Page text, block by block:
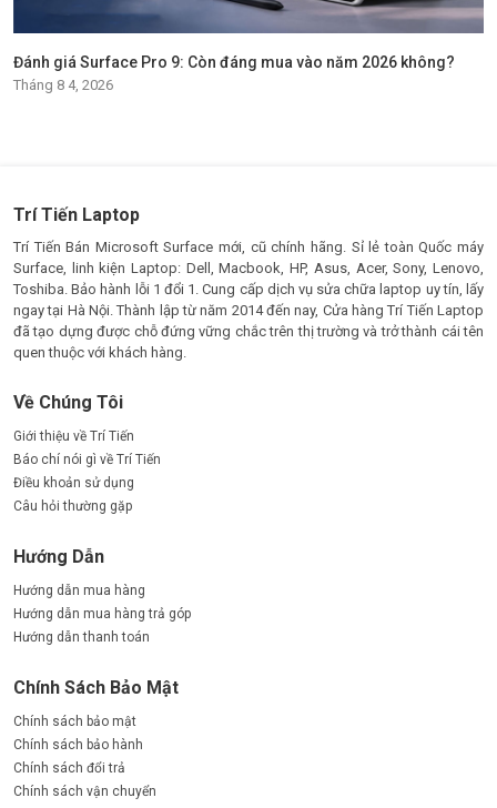
Đánh giá Surface Pro 9: Còn đáng mua vào năm 2026 không?
Tháng 8 4, 2026
Trí Tiến Laptop
Trí Tiến Bán Microsoft Surface mới, cũ chính hãng. Sỉ lẻ toàn Quốc máy
Surface, linh kiện Laptop: Dell, Macbook, HP, Asus, Acer, Sony, Lenovo,
Toshiba. Bảo hành lỗi 1 đổi 1. Cung cấp dịch vụ sửa chữa laptop uy tín, lấy
ngay tại Hà Nội. Thành lập từ năm 2014 đến nay, Cửa hàng Trí Tiến Laptop
đã tạo dựng được chỗ đứng vững chắc trên thị trường và trở thành cái tên
quen thuộc với khách hàng.
Về Chúng Tôi
Giới thiệu về Trí Tiến
Báo chí nói gì về Trí Tiến
Điều khoản sử dụng
Câu hỏi thường gặp
Hướng Dẫn
Hướng dẫn mua hàng
Hướng dẫn mua hàng trả góp
Hướng dẫn thanh toán
Chính Sách Bảo Mật
Chính sách bảo mật
Chính sách bảo hành
Chính sách đổi trả
Chính sách vận chuyển